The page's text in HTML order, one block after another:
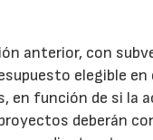
anterior, con
elegible en
en función de si la
deberán